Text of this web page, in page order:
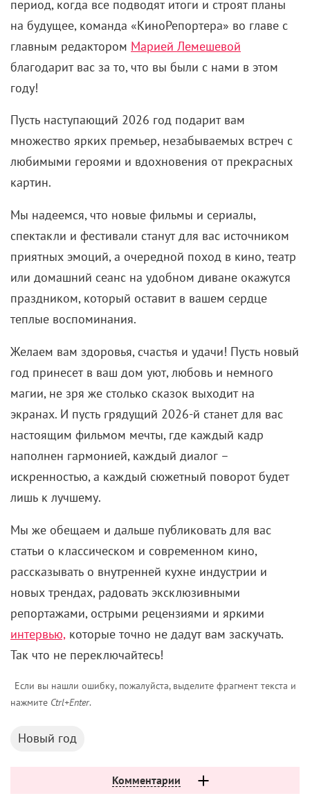
период, когда все подводят итоги и строят планы
на будущее, команда «КиноРепортера» во главе с
главным редактором Марией Лемешевой
благодарит вас за то, что вы были с нами в этом
году!
Пусть наступающий 2026 год подарит вам
множество ярких премьер, незабываемых встреч с
любимыми героями и вдохновения от прекрасных
картин.
Мы надеемся, что новые фильмы и сериалы,
спектакли и фестивали станут для вас источником
приятных эмоций, а очередной поход в кино, театр
или домашний сеанс на удобном диване окажутся
праздником, который оставит в вашем сердце
теплые воспоминания.
Желаем вам здоровья, счастья и удачи! Пусть новый
год принесет в ваш дом уют, любовь и немного
магии, не зря же столько сказок выходит на
экранах. И пусть грядущий 2026-й станет для вас
настоящим фильмом мечты, где каждый кадр
наполнен гармонией, каждый диалог –
искренностью, а каждый сюжетный поворот будет
лишь к лучшему.
Мы же обещаем и дальше публиковать для вас
статьи о классическом и современном кино,
рассказывать о внутренней кухне индустрии и
новых трендах, радовать эксклюзивными
репортажами, острыми рецензиями и яркими
интервью, которые точно не дадут вам заскучать.
Так что не переключайтесь!
Если вы нашли ошибку, пожалуйста, выделите фрагмент текста и
нажмите Ctrl+Enter.
Новый год
Комментарии